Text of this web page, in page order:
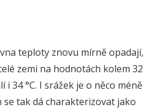
teploty znovu mírně opadají,
zemi na hodnotách kolem 32
i 34 °C. I srážek je o něco méně
se tak dá charakterizovat jako